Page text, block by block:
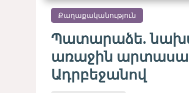
Քաղաքականություն
Պատարաձե.
առաջին
Ադրբեջանով